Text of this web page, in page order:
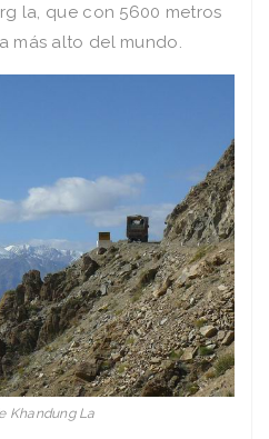
la, que con 5600 metros
más alto del mundo.
Khandung La